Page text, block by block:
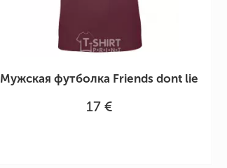
Мужская футболка Friends dont lie
17 €